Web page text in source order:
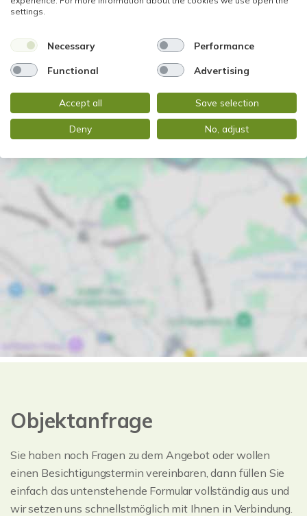
Objektanfrage
Sie haben noch Fragen zu dem Angebot oder wollen
einen Besichtigungstermin vereinbaren, dann füllen Sie
einfach das untenstehende Formular vollständig aus und
wir setzen uns schnellstmöglich mit Ihnen in Verbindung.
settings.
Necessary Performance
Functional Advertising
Accept all Save selection
Deny No, adjust